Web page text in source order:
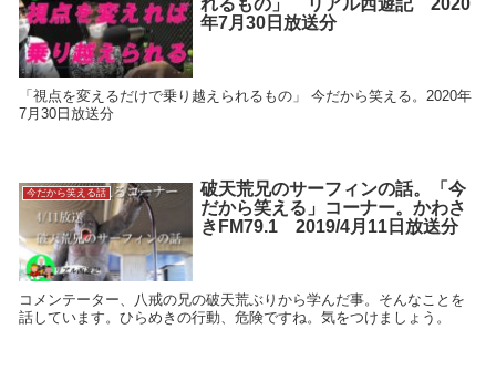
れるもの」 リアル西遊記 2020
年7月30日放送分
「視点を変えるだけで乗り越えられるもの」 今だから笑える。2020年
7月30日放送分
今だから笑える話
破天荒兄のサーフィンの話。「今
だから笑える」コーナー。かわさ
きFM79.1 2019/4月11日放送分
コメンテーター、八戒の兄の破天荒ぶりから学んだ事。そんなことを
話しています。ひらめきの行動、危険ですね。気をつけましょう。